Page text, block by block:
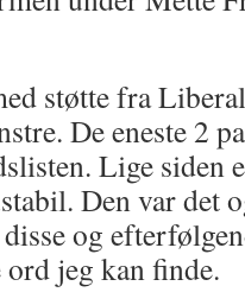
støtte fra
De eneste 2
Lige siden
Den var det
og
jeg kan finde.